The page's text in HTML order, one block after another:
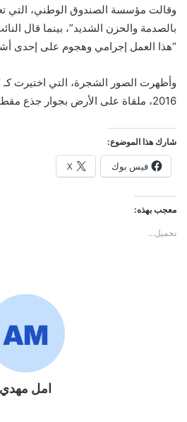
وقالت مؤسسة الصندوق الوطني، التي
بالصدمة والحزن الشديد”، بينما قال
“هذا العمل إجرامي وهجوم على إحدى
وأظهرت الصور الشجرة، التي اختيرت كـ
2016، ملقاة على الأرض بجوار جذع مقطوع حديثا.
شارك هذا الموضوع:
فيس بوك X
معجب بهذه:
تحميل...
امل مهدي